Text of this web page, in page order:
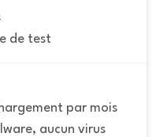
de test
par mois
aucun virus